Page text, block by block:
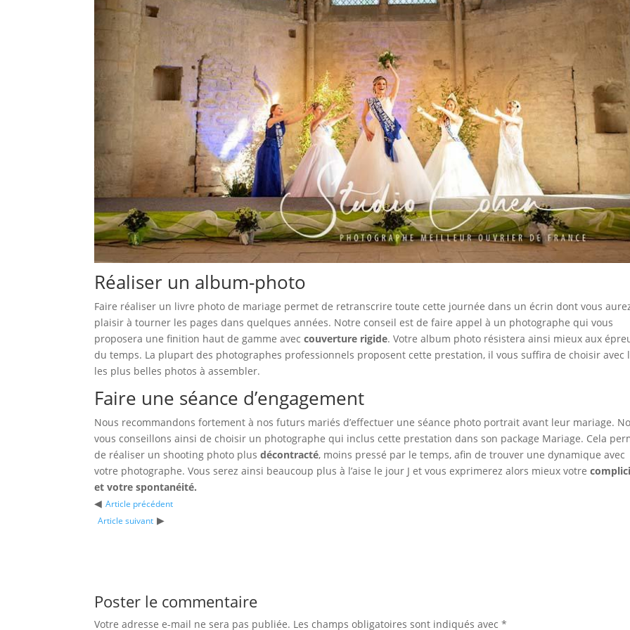
Réaliser un album-photo
Faire réaliser un livre photo de mariage permet de retranscrire toute cette journée dans un écrin dont vous
plaisir à tourner les pages dans quelques années. Notre conseil est de faire appel à un photographe qui vous
proposera une finition haut de gamme avec couverture rigide. Votre album photo résistera ainsi mieux aux
du temps. La plupart des photographes professionnels proposent cette prestation, il vous suffira de choisir avec
les plus belles photos à assembler.
Faire une séance d’engagement
Nous recommandons fortement à nos futurs mariés d’effectuer une séance photo portrait avant leur mariage.
vous conseillons ainsi de choisir un photographe qui inclus cette prestation dans son package Mariage. Cela
de réaliser un shooting photo plusdécontracté, moins pressé par le temps, afin de trouver une dynamique avec
votre photographe. Vous serez ainsi beaucoup plus à l’aise le jour J et vous exprimerez alors mieux votre
et votre spontanéité.
◀ Article précédent
Article suivant ▶
Poster le commentaire
Votre adresse e-mail ne sera pas publiée. Les champs obligatoires sont indiqués avec*